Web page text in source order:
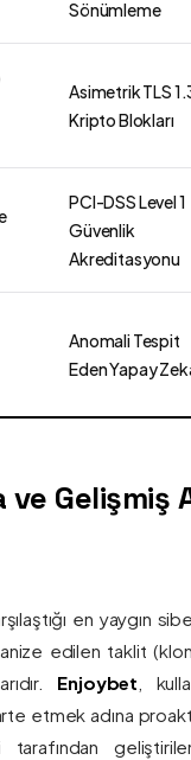
Sönümleme
Asimetrik TLS
Kripto Blokları
PCI-DSS Level 1
Güvenlik
Akreditasyonu
Anomali Tespit
Eden Yapay
ve Gelişmiş
en yaygın
edilen taklit
Enjoybet ,
etmek adına